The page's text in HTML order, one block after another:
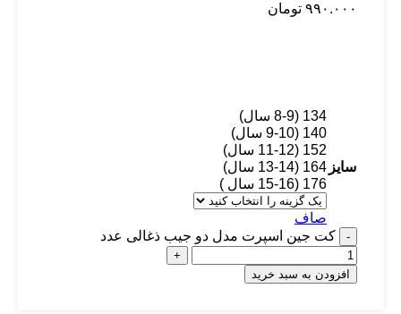
۹۹۰.۰۰۰ تومان
سایز
134 (8-9 سال)
140 (9-10 سال)
152 (11-12 سال)
164 (13-14 سال)
176 (15-16 سال )
صاف
کت جین اسپرت مدل دو جیب ذغالی عدد
افزودن به سبد خرید